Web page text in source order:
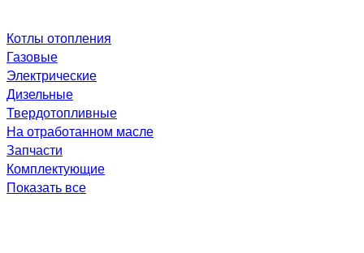
Котлы отопления
Газовые
Электрические
Дизельные
Твердотопливные
На отработанном масле
Запчасти
Комплектующие
Показать все